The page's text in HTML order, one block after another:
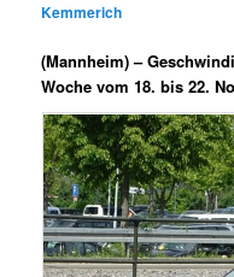
Kemmerich
(Mannheim) –
Woche vom 18. bis 22.